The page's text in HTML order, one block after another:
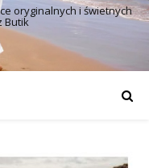
oryginalnych i świetnych
Butik